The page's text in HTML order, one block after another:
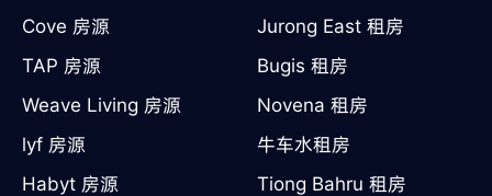
Cove 房源
TAP 房源
Weave Living 房源
lyf 房源
Habyt 房源
Jurong East 租房
Bugis 租房
Novena 租房
牛车水租房
Tiong Bahru 租房